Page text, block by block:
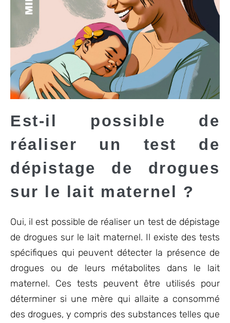
Est-il possible de
réaliser un test de
dépistage de drogues
sur le lait maternel ?
Oui, il est possible de réaliser un test de dépistage
de drogues sur le lait maternel. Il existe des tests
spécifiques qui peuvent détecter la présence de
drogues ou de leurs métabolites dans le lait
maternel. Ces tests peuvent être utilisés pour
déterminer si une mère qui allaite a consommé
des drogues, y compris des substances telles que